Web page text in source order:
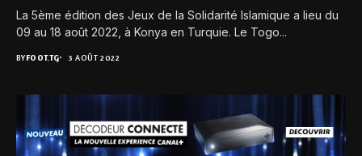
La 5ème édition des Jeux de la Solidarité Islamique a lieu du
09 au 18 août 2022, à Konya en Turquie. Le Togo...
BYFOOT.TG 3 AOÛT 2022